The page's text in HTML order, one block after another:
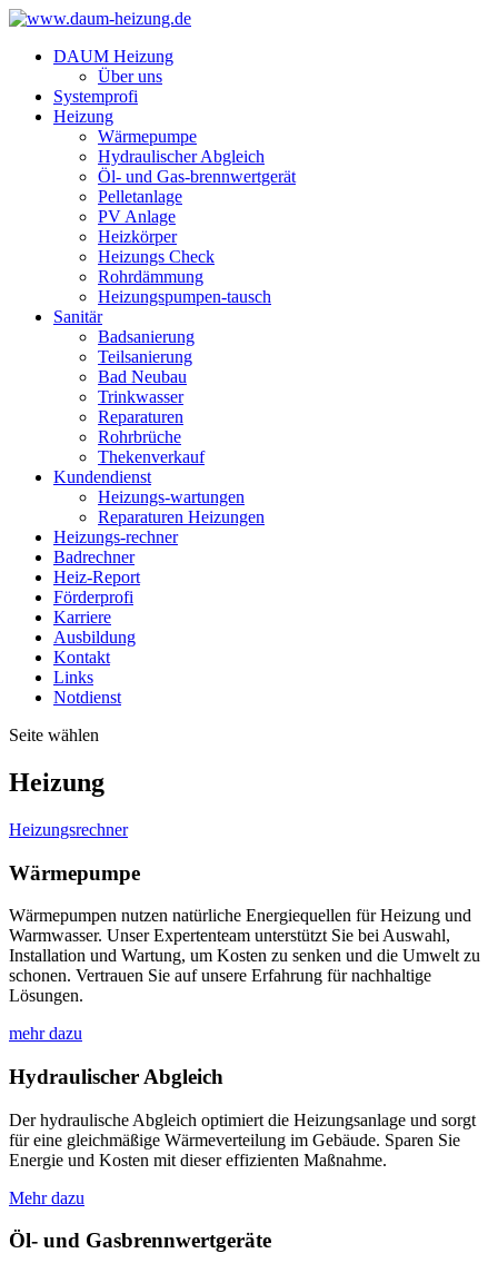
DAUM Heizung
Über uns
Systemprofi
Heizung
Wärmepumpe
Hydraulischer Abgleich
Öl- und Gas-brennwertgerät
Pelletanlage
PV Anlage
Heizkörper
Heizungs Check
Rohrdämmung
Heizungspumpen-tausch
Sanitär
Badsanierung
Teilsanierung
Bad Neubau
Trinkwasser
Reparaturen
Rohrbrüche
Thekenverkauf
Kundendienst
Heizungs-wartungen
Reparaturen Heizungen
Heizungs-rechner
Badrechner
Heiz-Report
Förderprofi
Karriere
Ausbildung
Kontakt
Links
Notdienst
Seite wählen
Heizung
Heizungsrechner
Wärmepumpe
Wärmepumpen nutzen natürliche Energiequellen für Heizung und
Warmwasser. Unser Expertenteam unterstützt Sie bei Auswahl,
Installation und Wartung, um Kosten zu senken und die Umwelt zu
schonen. Vertrauen Sie auf unsere Erfahrung für nachhaltige
Lösungen.
mehr dazu
Hydraulischer Abgleich
Der hydraulische Abgleich optimiert die Heizungsanlage und sorgt
für eine gleichmäßige Wärmeverteilung im Gebäude. Sparen Sie
Energie und Kosten mit dieser effizienten Maßnahme.
Mehr dazu
Öl- und Gasbrennwertgeräte